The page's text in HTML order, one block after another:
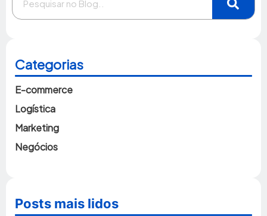
Categorias
E-commerce
Logística
Marketing
Negócios
Posts mais lidos